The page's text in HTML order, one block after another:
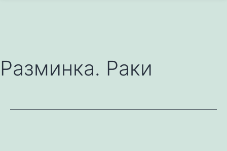
Разминка. Раки